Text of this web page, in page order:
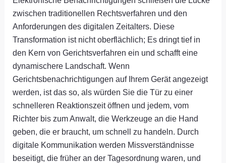
zwischen traditionellen Rechtsverfahren und den
Anforderungen des digitalen Zeitalters. Diese
Transformation ist nicht oberflächlich; Es dringt tief in
den Kern von Gerichtsverfahren ein und schafft eine
dynamischere Landschaft. Wenn
Gerichtsbenachrichtigungen auf Ihrem Gerät angezeigt
werden, ist das so, als würden Sie die Tür zu einer
schnelleren Reaktionszeit öffnen und jedem, vom
Richter bis zum Anwalt, die Werkzeuge an die Hand
geben, die er braucht, um schnell zu handeln. Durch
digitale Kommunikation werden Missverständnisse
beseitigt, die früher an der Tagesordnung waren, und